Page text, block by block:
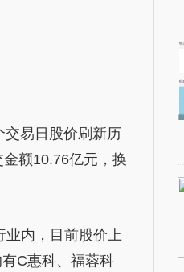
易日股价刷新历
额10.76亿元，换
业内，目前股价上
C惠科、福蓉科